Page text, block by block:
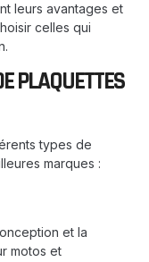
leurs avantages et
celles qui
PLAQUETTES
types de
marques :
et la
motos et